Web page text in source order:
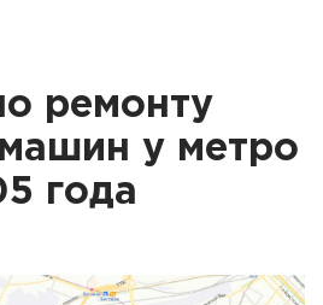
ремонту
у метро
года